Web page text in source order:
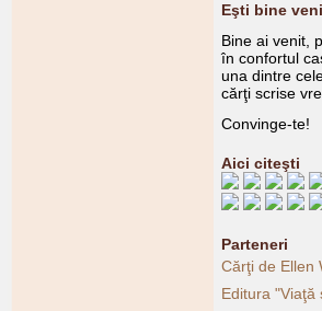
Eşti bine
Bine ai venit,
în confortul
una dintre
cărţi scrise
Convinge-te!
Aici citeşti
Parteneri
Cărţi de Ellen
Editura "Viaţă